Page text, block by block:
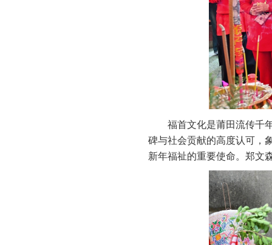
福首文化是莆田流传千
碑与社会贡献的高度认可，
新年福祉的重要使命。郑文